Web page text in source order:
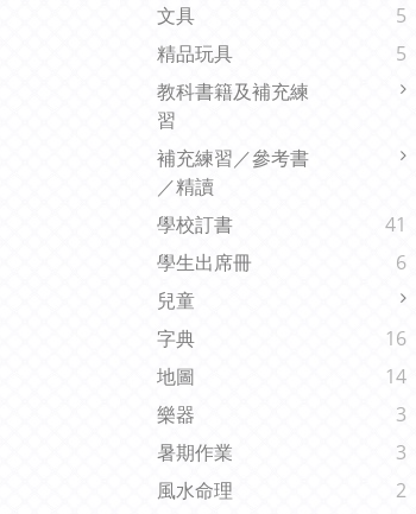
文具
5
精品玩具
5
教科書籍及補充練
習
補充練習／參考書
／精讀
學校訂書
41
學生出席冊
6
兒童
字典
16
地圖
14
樂器
3
暑期作業
3
風水命理
2